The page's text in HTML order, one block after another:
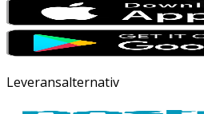
Leveransalternativ